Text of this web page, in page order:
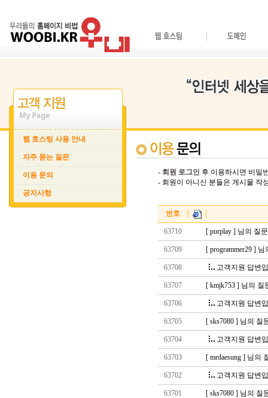
웹 호스팅 사용 안내
자주 묻는 질문
이용 문의
공지사항
- 회원 로그인 후 이용하시면 비밀
- 회원이 아니신 분들은 게시물 작
번호
63710 [ purplay ] 님의 질
63709 [ programmer29 ]
63708 고객지원 답변
63707 [ kmjk753 ] 님의 질
63706 고객지원 답변
63705 [ sks7080 ] 님의 질
63704 고객지원 답변
63703 [ mrdaesung ] 님의
63702 고객지원 답변
63701 [ sks7080 ] 님의 질